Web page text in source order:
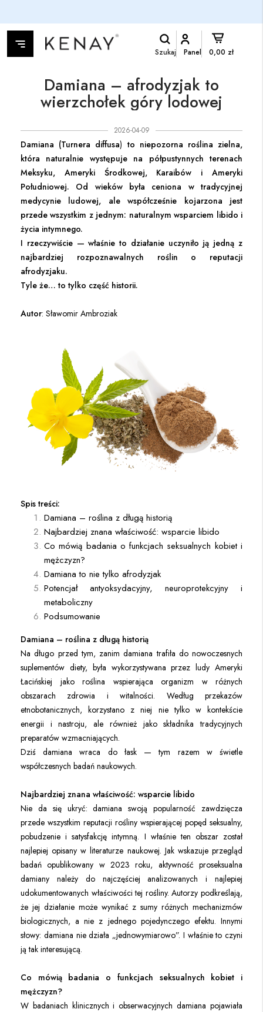
Szukaj Panel 0,00 zł
Damiana – afrodyzjak to
wierzchołek góry lodowej
2026-04-09
Damiana (Turnera diffusa) to niepozorna roślina zielna,
która naturalnie występuje na półpustynnych terenach
Meksyku, Ameryki Środkowej, Karaibów i Ameryki
Południowej. Od wieków była ceniona w tradycyjnej
medycynie ludowej, ale współcześnie kojarzona jest
przede wszystkim z jednym: naturalnym wsparciem libido i
życia intymnego.
I rzeczywiście — właśnie to działanie uczyniło ją jedną z
najbardziej rozpoznawalnych roślin o reputacji
afrodyzjaku.
Tyle że… to tylko część historii.
Autor: Sławomir Ambroziak
Spis treści:
Damiana – roślina z długą historią
Najbardziej znana właściwość: wsparcie libido
Co mówią badania o funkcjach seksualnych kobiet i
mężczyzn?
Damiana to nie tylko afrodyzjak
Potencjał antyoksydacyjny, neuroprotekcyjny i
metaboliczny
Podsumowanie
Damiana – roślina z długą historią
Na długo przed tym, zanim damiana trafiła do nowoczesnych
suplementów diety, była wykorzystywana przez ludy Ameryki
Łacińskiej jako roślina wspierająca organizm w różnych
obszarach zdrowia i witalności. Według przekazów
etnobotanicznych, korzystano z niej nie tylko w kontekście
energii i nastroju, ale również jako składnika tradycyjnych
preparatów wzmacniających.
Dziś damiana wraca do łask — tym razem w świetle
współczesnych badań naukowych.
Najbardziej znana właściwość: wsparcie libido
Nie da się ukryć: damiana swoją popularność zawdzięcza
przede wszystkim reputacji rośliny wspierającej popęd seksualny,
pobudzenie i satysfakcję intymną. I właśnie ten obszar został
najlepiej opisany w literaturze naukowej. Jak wskazuje przegląd
badań opublikowany w 2023 roku, aktywność proseksualna
damiany należy do najczęściej analizowanych i najlepiej
udokumentowanych właściwości tej rośliny. Autorzy podkreślają,
że jej działanie może wynikać z sumy różnych mechanizmów
biologicznych, a nie z jednego pojedynczego efektu. Innymi
słowy: damiana nie działa „jednowymiarowo”. I właśnie to czyni
ją tak interesującą.
Co mówią badania o funkcjach seksualnych kobiet i
mężczyzn?
W badaniach klinicznych i obserwacyjnych damiana pojawiała